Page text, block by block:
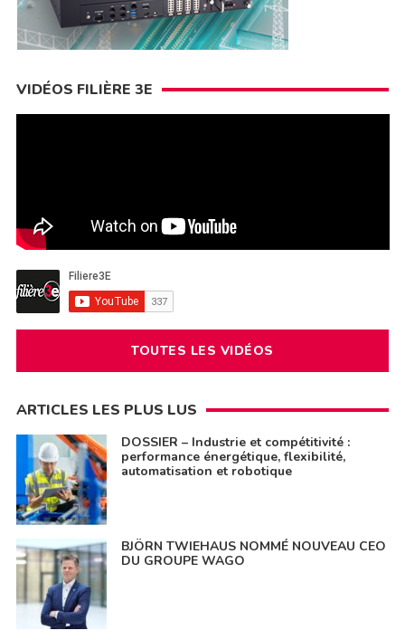
VIDÉOS FILIÈRE 3E
TOUTES LES VIDÉOS
ARTICLES LES PLUS LUS
DOSSIER – Industrie et compétitivité :
performance énergétique, flexibilité,
automatisation et robotique
BJÖRN TWIEHAUS NOMMÉ NOUVEAU CEO
DU GROUPE WAGO